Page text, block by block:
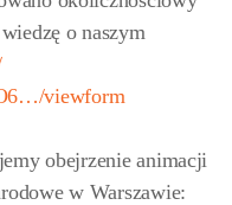
o naszym
viewform
obejrzenie animacji
w Warszawie: